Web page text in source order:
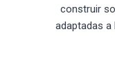
construir
adaptadas a